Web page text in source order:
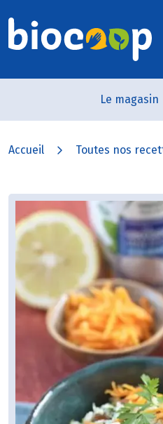
Le magasin
Accueil Toutes nos